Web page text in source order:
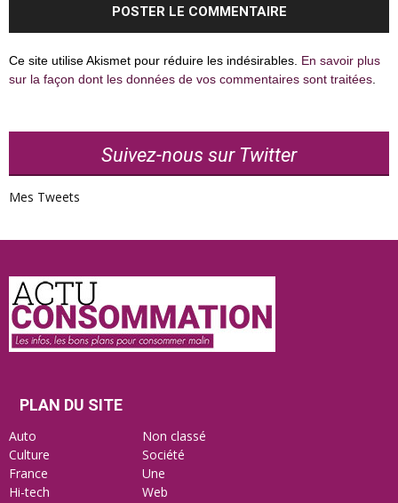
Ce site utilise Akismet pour réduire les indésirables. En savoir plus
sur la façon dont les données de vos commentaires sont traitées.
Suivez-nous sur Twitter
Mes Tweets
PLAN DU SITE
Auto
Non classé
Culture
Société
France
Une
Hi-tech
Web